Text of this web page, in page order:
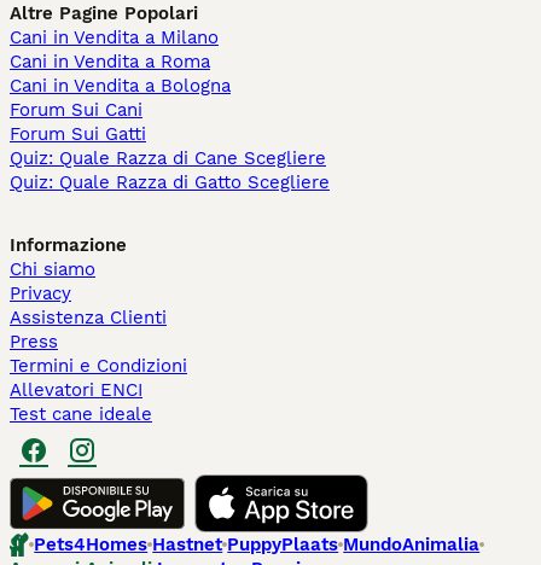
Altre Pagine Popolari
Cani in Vendita a Milano
Cani in Vendita a Roma
Cani in Vendita a Bologna
Forum Sui Cani
Forum Sui Gatti
Quiz: Quale Razza di Cane Scegliere
Quiz: Quale Razza di Gatto Scegliere
Informazione
Chi siamo
Privacy
Assistenza Clienti
Press
Termini e Condizioni
Allevatori ENCI
Test cane ideale
Pets4Homes Hastnet PuppyPlaats MundoAnimalia